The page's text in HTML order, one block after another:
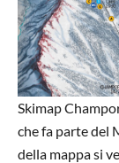
Skimap
che fa parte del
della mappa si